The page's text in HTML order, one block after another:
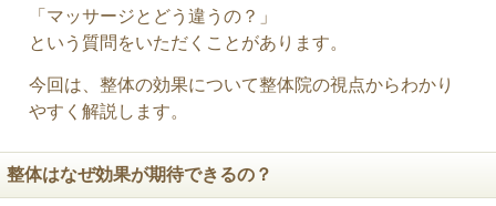
「マッサージとどう違うの？」
という質問をいただくことがあります。
今回は、整体の効果について整体院の視点からわかり
やすく解説します。
整体はなぜ効果が期待できるの？